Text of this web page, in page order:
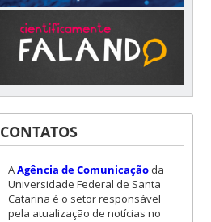
CONTATOS
AAgência de Comunicaçãoda
Universidade Federal de Santa
Catarina é o setor responsável
pela atualização de notícias no